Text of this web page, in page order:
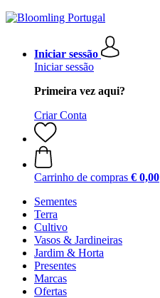
Iniciar sessão
Iniciar sessão
Primeira vez aqui?
Criar Conta
Carrinho de compras € 0,00
Sementes
Terra
Cultivo
Vasos & Jardineiras
Jardim & Horta
Presentes
Marcas
Ofertas